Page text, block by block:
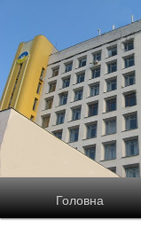
Головна